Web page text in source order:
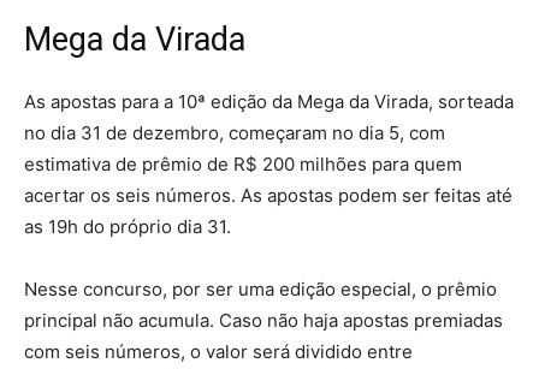
Mega da Virada
As apostas para a 10ª edição da Mega da Virada, sorteada
no dia 31 de dezembro, começaram no dia 5, com
estimativa de prêmio de R$ 200 milhões para quem
acertar os seis números. As apostas podem ser feitas até
as 19h do próprio dia 31.
Nesse concurso, por ser uma edição especial, o prêmio
principal não acumula. Caso não haja apostas premiadas
com seis números, o valor será dividido entre